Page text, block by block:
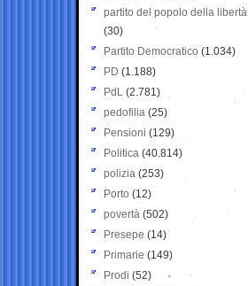
partito del popolo della libertà
(30)
Partito Democratico (1.034)
PD (1.188)
PdL (2.781)
pedofilia (25)
Pensioni (129)
Politica (40.814)
polizia (253)
Porto (12)
povertà (502)
Presepe (14)
Primarie (149)
Prodi (52)